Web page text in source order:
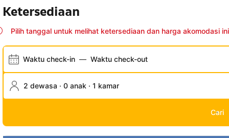
Ketersediaan
Pilih tanggal untuk melihat ketersediaan dan harga akomodasi ini
Waktu check-in — Waktu check-out
2 dewasa · 0 anak · 1 kamar
Cari